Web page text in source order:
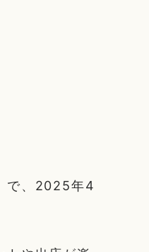
で、2025年4